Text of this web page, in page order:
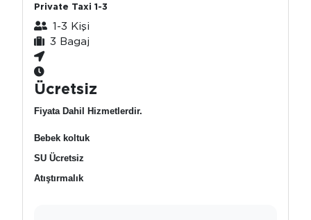
Private Taxi 1-3
1-3 Kişi
3 Bagaj
Ücretsiz
Fiyata Dahil Hizmetlerdir.
Bebek koltuk
SU Ücretsiz
Atıştırmalık